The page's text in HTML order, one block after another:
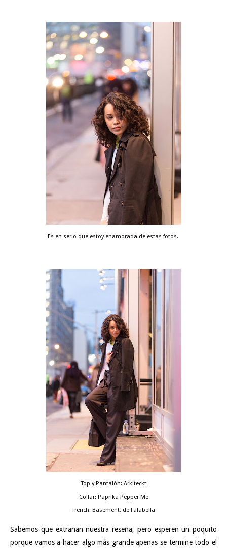
Es en serio que estoy enamorada de estas fotos.
Top y Pantalón: Arkiteckt
Collar: Paprika Pepper Me
Trench: Basement, de Falabella
Sabemos que extrañan nuestra reseña, pero esperen un poquito
porque vamos a hacer algo más grande apenas se termine todo el